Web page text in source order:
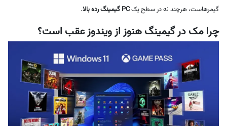
گیمرهاست، هرچند نه در سطح یکPC گیمینگ رده بالا .
چرا مک در گیمینگ هنوز از ویندوز عقب است؟